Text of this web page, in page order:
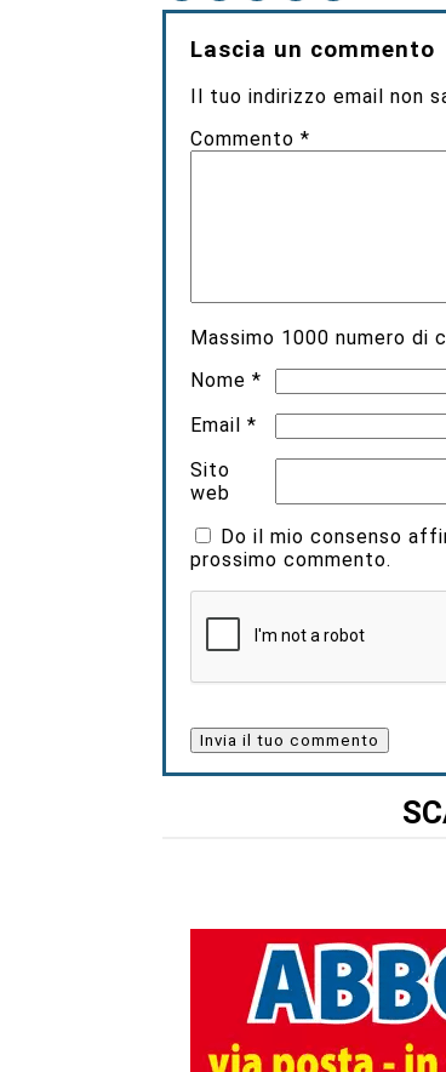
Lascia un commento
Il tuo indirizzo email non
Commento*
Massimo 1000 numero di
Nome*
Email*
Sito
web
Do il mio consenso
prossimo commento.